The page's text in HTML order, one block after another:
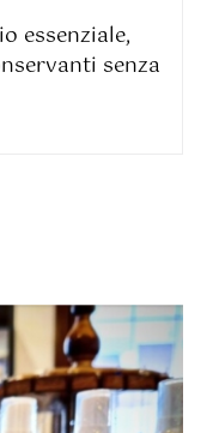
essenziale,
senza